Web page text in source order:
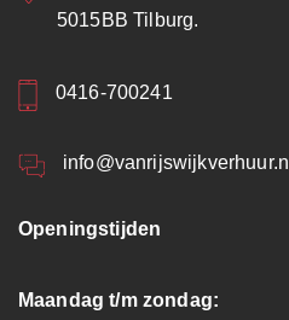
5015BB Tilburg.
0416-700241
info@vanrijswijkverhuur.nl
Openingstijden
Maandag t/m zondag: